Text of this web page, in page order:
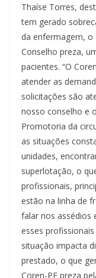
Thaíse Torres,
tem gerado
da enfermagem,
Conselho preza,
pacientes. “O
atender as
solicitações são
nosso conselho e
Promotoria da
as situações
unidades,
superlotação, o
profissionais,
estão na linha de
falar nos assédios
esses
situação impacta
prestado, o que
Coren-PE preza